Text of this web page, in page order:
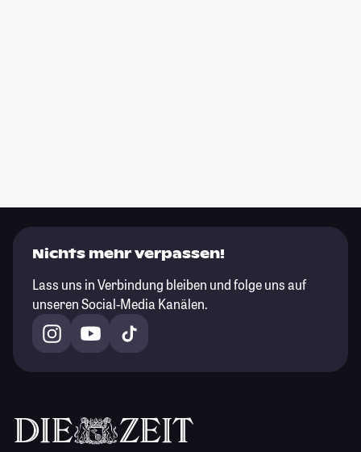
Nichts mehr verpassen!
Lass uns in Verbindung bleiben und folge uns auf
unseren Social-Media Kanälen.